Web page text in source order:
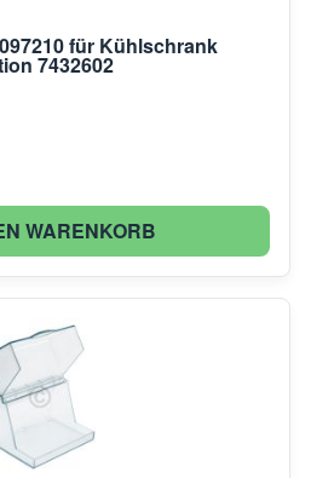
für Kühlschrank
7432602
WARENKORB